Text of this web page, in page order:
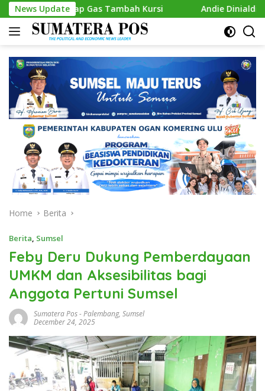
Skip
to
content
News Update
Gas Tambah Kursi Andie Dinialdie Kembalikan
Home Berita
Berita, Sumsel
Feby Deru Dukung Pemberdayaan
UMKM dan Aksesibilitas bagi
Anggota Pertuni Sumsel
Sumatera Pos-Palembang, Sumsel
December 24, 2025